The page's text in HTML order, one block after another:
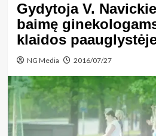
Gydytoja V.
baimę
klaidos
NG Media 2016/07/27